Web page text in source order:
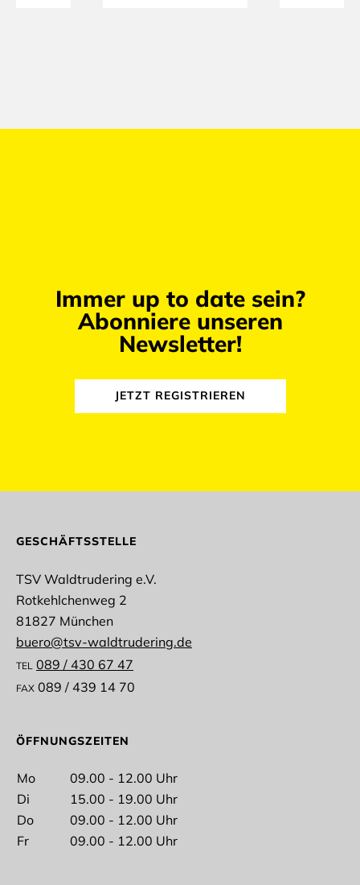
Immer up to date sein?
Abonniere unseren
Newsletter!
JETZT REGISTRIEREN
Anrede
Nachname
GESCHÄFTSSTELLE
TSV Waldtrudering e.V.
Rotkehlchenweg 2
81827 München
buero@tsv-waldtrudering.de
TEL 089 / 430 67 47
FAX 089 / 439 14 70
ÖFFNUNGSZEITEN
Mo
09.00 - 12.00 Uhr
Di
15.00 - 19.00 Uhr
Do
09.00 - 12.00 Uhr
Fr
09.00 - 12.00 Uhr